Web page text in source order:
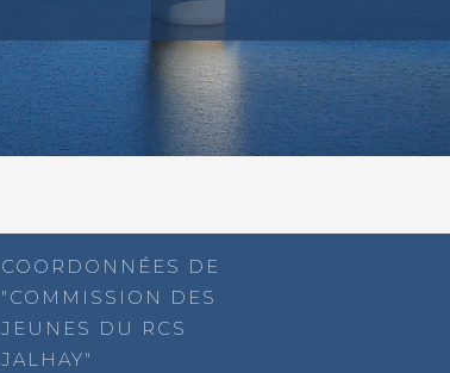
COORDONNÉES DE
"COMMISSION DES
JEUNES DU RCS
JALHAY"